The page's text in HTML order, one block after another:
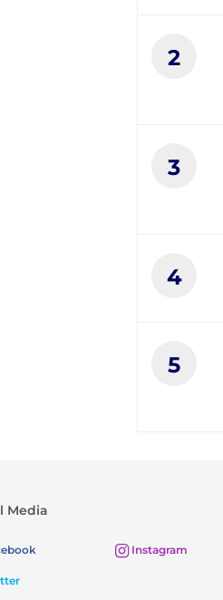
2
3
4
5
Media
Instagram